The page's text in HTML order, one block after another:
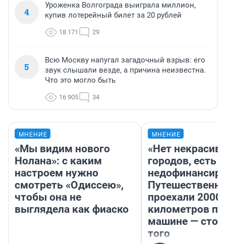
4
Уроженка Волгограда выиграла миллион,
купив лотерейный билет за 20 рублей
18 171 29
5
Всю Москву напугал загадочный взрыв: его
звук слышали везде, а причина неизвестна.
Что это могло быть
16 905 34
МНЕНИЕ
«Мы видим нового
Нолана»: с каким
настроем нужно
смотреть «Одиссею»,
чтобы она не
выглядела как фиаско
МНЕНИЕ
«Нет
городов, есть
проехали 2000
километров по
машине —
того